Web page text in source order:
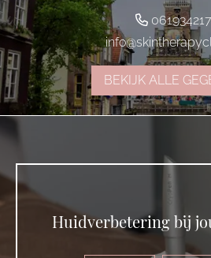
BEKIJK ALLE
Huidverbetering bij